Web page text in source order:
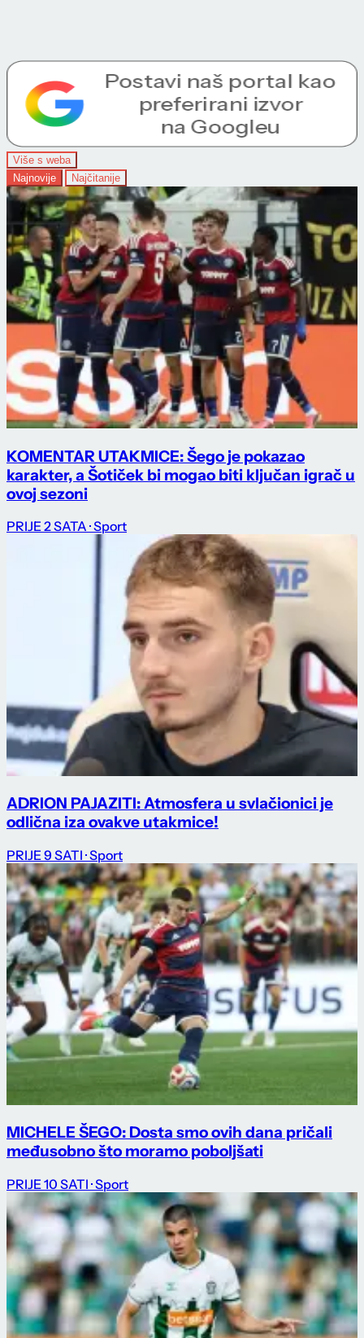
Više s weba
Najnovije
Najčitanije
KOMENTAR UTAKMICE: Šego je pokazao
karakter, a Šotiček bi mogao biti ključan igrač u
ovoj sezoni
PRIJE 2 SATA · Sport
ADRION PAJAZITI: Atmosfera u svlačionici je
odlična iza ovakve utakmice!
PRIJE 9 SATI · Sport
MICHELE ŠEGO: Dosta smo ovih dana pričali
međusobno što moramo poboljšati
PRIJE 10 SATI · Sport